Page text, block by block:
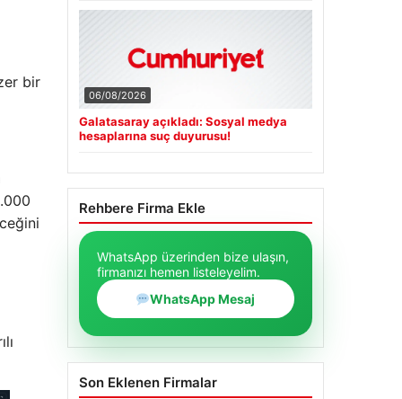
bir
06/08/2026
Galatasaray açıkladı: Sosyal medya
hesaplarına suç duyurusu!
Rehbere Firma Ekle
WhatsApp üzerinden bize ulaşın,
firmanızı hemen listeleyelim.
WhatsApp Mesaj
Son Eklenen Firmalar